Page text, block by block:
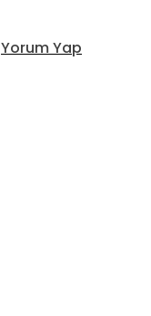
Yorum Yap